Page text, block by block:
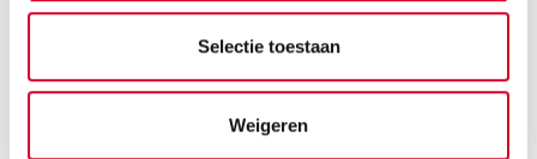
Selectie toestaan
Weigeren